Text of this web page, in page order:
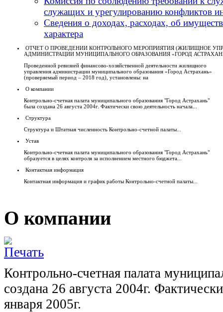
служащих и урегулированию конфликтов
Сведения о доходах, расходах, об
характера
ОТЧЕТ О ПРОВЕДЕНИИ КОНТРОЛЬНОГО МЕРОПРИЯТИЯ (ЖИЛИЩНОЕ
АДМИНИСТРАЦИИ МУНИЦИПАЛЬНОГО ОБРАЗОВАНИЯ «ГОРОД
Проведенной ревизией финансово-хозяйственной деятельности жилищного
управления администрации муниципального образования «Город Астрахань»
(проверяемый период – 2018 год), установлены: на
О компании
Контрольно-счетная палата муниципального образования "Город Астрахань"
была создана 26 августа 2004г. Фактически свою деятельность начала...
Структура
Структура и Штатная численность Контрольно-счетной палаты...
Устав
Контрольно-счетная палата муниципального образования "Город Астрахань"
образуется в целях контроля за исполнением местного бюджета...
Контактная информация
Контактная информация и график работы Контрольно-счетной палаты...
О компании
Контрольно-счетная палата
создана 26 августа 2004г.
января 2005г.